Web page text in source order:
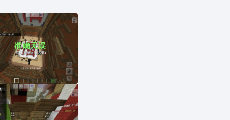
摹字准确无误！